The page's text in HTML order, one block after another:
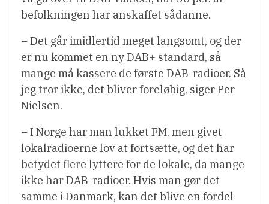
befolkningen har anskaffet sådanne.
– Det går imidlertid meget langsomt, og der
er nu kommet en ny DAB+ standard, så
mange må kassere de første DAB-radioer. Så
jeg tror ikke, det bliver foreløbig, siger Per
Nielsen.
– I Norge har man lukket FM, men givet
lokalradioerne lov at fortsætte, og det har
betydet flere lyttere for de lokale, da mange
ikke har DAB-radioer. Hvis man gør det
samme i Danmark, kan det blive en fordel